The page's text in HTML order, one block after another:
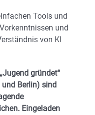
Tools und
und
von KI
gründet“
Berlin) sind
Eingeladen